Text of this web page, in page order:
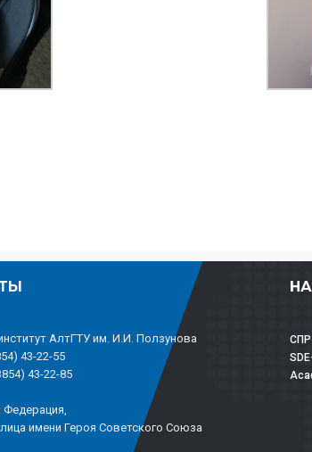
АлтГТУ им. И.И. Ползунова
43-22-55
43-22-85
Федерация,
имени Героя Советского Союза